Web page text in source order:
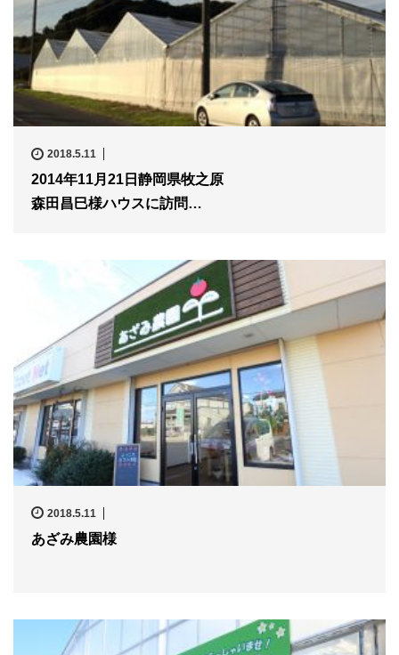
2018.5.11
2014年11月21日静岡県牧之原
森田昌巳様ハウスに訪問…
2018.5.11
あざみ農園様